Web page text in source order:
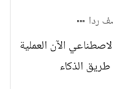
ردا
الآن العملية
الذكاء